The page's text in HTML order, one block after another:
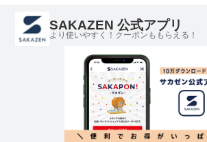
SAKAZEN 公式アプリ
より使いやすく！クーポンももらえる！